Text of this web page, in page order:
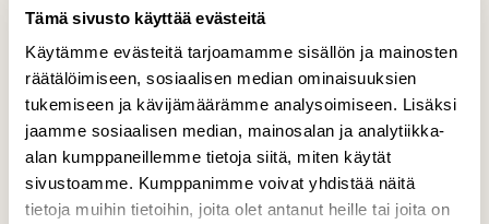
Tämä sivusto käyttää evästeitä
Käytämme evästeitä tarjoamamme sisällön ja mainosten
räätälöimiseen, sosiaalisen median ominaisuuksien
tukemiseen ja kävijämäärämme analysoimiseen. Lisäksi
jaamme sosiaalisen median, mainosalan ja analytiikka-
alan kumppaneillemme tietoja siitä, miten käytät
sivustoamme. Kumppanimme voivat yhdistää näitä
tietoja muihin tietoihin, joita olet antanut heille tai joita on
Suoneidonvaippa tarjoaa ampiaisille